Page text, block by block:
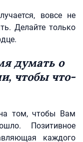
вовсе не
Делайте только
думать о
чтобы что-
на том, чтобы Вам
Позитивное
каждого